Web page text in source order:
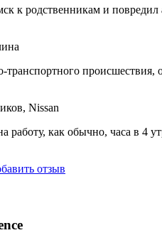
к родственникам и
транспортного происшествия,
Nissan
работу, как обычно, часа в 4
отзыв